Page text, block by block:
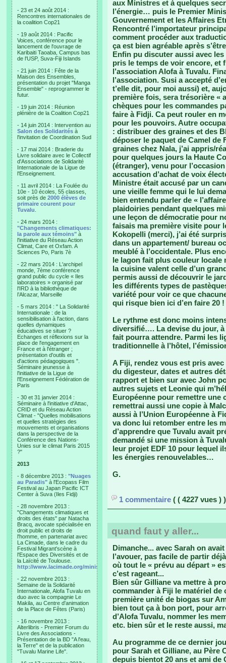
- 23 et 24 août 2014 :
Rencontres internationales de
la coalition Cop21
- 19 août 2014 : Pacific
Voices, conférence pour le
lancement de l'ouvrage de
Karibaiti Taoaba, Campus bas
de l'USP, Suva-Fiji Islands
- 21 juin 2014 : Fête de la
Maison des Ensembles,
présentation du projet "Manga
Ensemble" - reprogrammer le
futur.
- 19 juin 2014 : Réunion
plénière de la Coalition Cop21
- 14 juin 2014 : Intervention au
Salon des Solidarités à
l'invitation de Coordination Sud
- 17 mai 2014 : Braderie du
Livre solidaire avec le Collectif
d'Associations de Solidarité
Internationale de la Ligue de
l'Enseignement.
- 11 avril 2014 : La Foulée du
10e - 10 écoles, 55 classes,
soit près de 2000 élèves de
primaire courent pour
Tuvalu
- 24 mars 2014 :
"Changements climatiques:
la parole aux témoins" à
l'initiative du Réseau Action
Climat, Care et Oxfam. A
Sciences Po, Paris 7è
- 22 mars 2014 : L'archipel
monde, 7ème conférence
grand public du cycle « Iles
laboratoires » organisé par
l'IRD à la bibliothèque de
l’Alcazar, Marseille
- 5 mars 2014 : " La Solidarité
Internationale : de la
sensibilisation à l'action, dans
quelles dynamiques
éducatives se situer ?
Echanges et réflexions sur la
place de l'engagement en
France et à l'étranger ;
présentation d'outils et
d'actions pédagogiques ".
Séminaire jeunesse à
l'initiative de la Ligue de
l'Enseignement Fédération de
Paris
- 30 et 31 janvier 2014 :
Séminaire à l'initiative d'Attac,
CRID et du Réseau Action
Climat - "Quelles mobilisations
et quelles stratégies des
mouvements et organisations
dans la perspective de la
Conférence des Nations-
Unies sur le climat Paris 2015
?"
2013
- 8 décembre 2013 : "Nuages
au Paradis" à l'Ecopass Film
Festival au Japan Pacific ICT
Center à Suva (Iles Fidji)
- 28 novembre 2013 :
"Changements climatiques et
droits des états" par Natacha
Bracq, avocate spécialisée en
droit public et droits de
l'homme, en partenariat avec
La Cimade, dans le cadre du
Festival Migrant'scène à
l'Espace des Diversités et de
la Laïcité de Toulouse.
http://www.lacimade.org/minisites/migrantscene
- 22 novembre 2013 :
Semaine de la Solidarité
Internationale, Alofa Tuvalu en
duo avec la compagnie Le
Makila, au Centre d'animation
de la Place de Fêtes (Paris)
- 16 novembre 2013 :
Alterlibris - Premier Forum du
Livre des Associations -
Présentation de la BD "A l'eau,
la Terre" et de la publication
"Tuvalu Marine Life".
aux Ministres et à quelques
l’énergie… puis le Premier
Gouvernement et les Affaires
Rencontré l’importateur
comment procéder aux
ça est bien agréable après
Enfin pu discuter aussi avec les
pris le temps de voir encore, et
l’association Alofa à Tuvalu.
l’association. Susi a accepté
t’elle dit, pour moi aussi) et,
première fois, sera trésorière «
chèques pour les commandes
faire à Fidji. Ca peut rouler en
pour les pouvoirs. Autre
: distribuer des graines et des
déposer le paquet de Camel de
graines chez Nala, j’ai appris/
pour quelques jours la Haute
(étranger), venu pour
accusation d’achat de voix
Ministre était accusé par un
une vieille femme qui le lui
bien entendu parler de «
plaidoiries pendant quelques
une leçon de démocratie pour
faisais ma première visite pour
Kokopelli (merci), j’ai été
dans un appartement/ bureau
meublé à l’occidentale. Plus
le lagon fait plus couleur locale
la cuisine valent celle d’un
permis aussi de découvrir le
les différents types de
variété pour voir ce que
qui risque bien ici d’en faire 20 !
Le rythme est donc moins
diversifié…. La devise du jour, à
fait pourra attendre. Parmi les
traditionnelle à l’hôtel,
A Fiji, rendez vous est pris
du digesteur, dates et autres
rapport et bien sur avec John
autres sujets et Leonie qui
Européenne pour remettre une
remettrai aussi une copie à
aussi à l’Union Européenne à
va donc lui retomber entre les
d’apprendre que Tuvalu avait
demandé si une mission à
leur projet EDF 10 pour lequel
les énergies renouvelables…
G.
1 commentaire ( ( 4227 vues ) )
quand faut y aller...
Dimanche... avec Sarah on
l’avouer, pas facile de partir
où tout le « prévu au départ »
c’est rageant...
Bien sûr Gilliane va mettre à
commander à Fiji le matériel
première unité de biogas sur
bien tout ça à bon port, pour
d’Alofa Tuvalu, nommer les
etc. bien sûr et le reste aussi,
Au programme de ce dernier
pour Sarah et Gilliane, au Père
depuis bientot 20 ans et ami de